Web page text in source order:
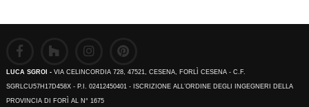
LUCA SGROI - VIA CELINCORDIA 728, 47521, CESENA, FORLÌ CESENA - C.F.
SGRLCU57H17D458X - P.I. 02412450401 - ISCRIZIONE ALL’ORDINE DEGLI INGEGNERI DELLA
PROVINCIA DI FORÌ AL N° 1675